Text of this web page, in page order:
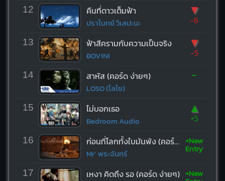
12 คืนที่ดาวเต็มฟ้า
ปราโมทย์ วิเลปะนะ
▼
-6
13 ฟ้าสีครามกับความเป็นจริง
BOVINI
▼
-5
14 สาหัส (คอร์ด ง่ายๆ)
LOSO (โลโซ)
-
15 ไม่บอกเธอ
Bedroom Audio
▲
+5
16 ก่อนที่โลกทั้งใบมันพัง (คอร์ด ง่ายๆ)
Mr’ พระจันทร์
+New
Entry
17 เหงา คิดถึง รอ (คอร์ด ง่ายๆ) +New